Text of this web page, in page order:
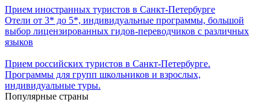
Прием иностранных туристов в Санкт-Петербурге
Отели от 3* до 5*, индивидуальные программы, большой
выбор лицензированных гидов-переводчиков с различных
языков
Прием российских туристов в Санкт-Петербурге.
Программы для групп школьников и взрослых,
индивидуальные туры.
Популярные страны